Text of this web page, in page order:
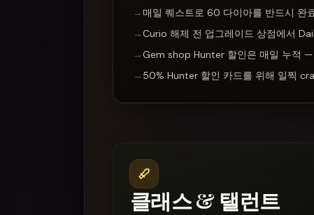
→매일 퀘스트로 60 다이아를 반드시 완
→Curio 해제 전 업그레이드 상점에서
→Gem shop Hunter 할인은 매일 누적
→ 50% Hunter 할인 카드를 위해 일찍
클래스 & 탤런트